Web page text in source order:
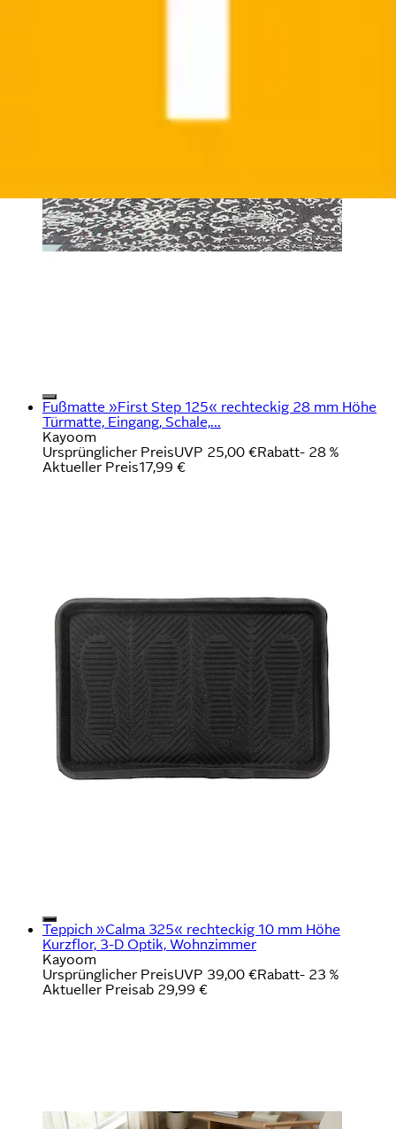
Fußmatte »First Step 125« rechteckig 28 mm Höhe
Türmatte, Eingang, Schale,...
Kayoom
Ursprünglicher PreisUVP 25,00 €Rabatt- 28 %
Aktueller Preis17,99 €
Teppich »Calma 325« rechteckig 10 mm Höhe
Kurzflor, 3-D Optik, Wohnzimmer
Kayoom
Ursprünglicher PreisUVP 39,00 €Rabatt- 23 %
Aktueller Preisab 29,99 €